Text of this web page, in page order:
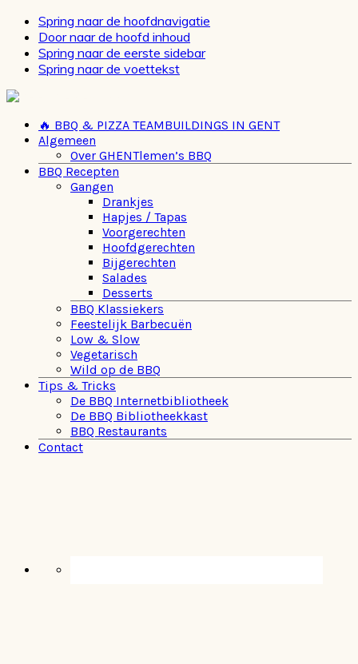
Spring naar de hoofdnavigatie
Door naar de hoofd inhoud
Spring naar de eerste sidebar
Spring naar de voettekst
🔥 BBQ & PIZZA TEAMBUILDINGS IN GENT
Algemeen
Over GHENTlemen’s BBQ
BBQ Recepten
Gangen
Drankjes
Hapjes / Tapas
Voorgerechten
Hoofdgerechten
Bijgerechten
Salades
Desserts
BBQ Klassiekers
Feestelijk Barbecuën
Low & Slow
Vegetarisch
Wild op de BBQ
Tips & Tricks
De BBQ Internetbibliotheek
De BBQ Bibliotheekkast
BBQ Restaurants
Contact